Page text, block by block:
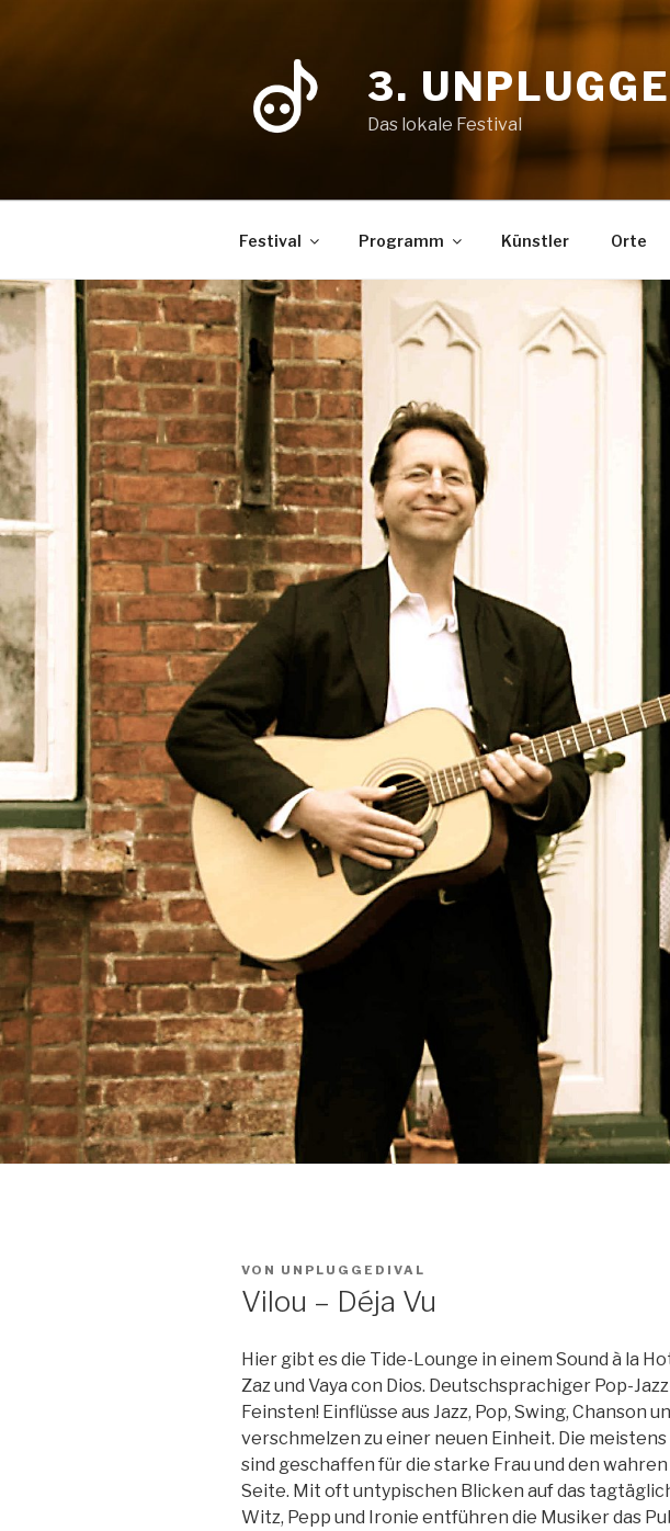
3.
Das lokale Festival
Festival Programm Künstler Orte
VON UNPLUGGEDIVAL
Vilou – Déja Vu
Hier gibt es die Tide-Lounge in einem Sound à la
Zaz und Vaya con Dios. Deutschsprachiger Pop-
Feinsten! Einflüsse aus Jazz, Pop, Swing, Chanson
verschmelzen zu einer neuen Einheit. Die
sind geschaffen für die starke Frau und den
Seite. Mit oft untypischen Blicken auf das
Witz, Pepp und Ironie entführen die Musiker das